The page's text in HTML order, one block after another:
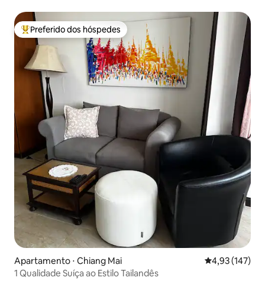
Entre os melhores preferidos dos hóspedes
Preferido dos hóspedes
Apartamento ⋅ Chiang Mai 4,93 de uma
4,93 (147)
1 Qualidade Suíça ao Estilo Tailandês